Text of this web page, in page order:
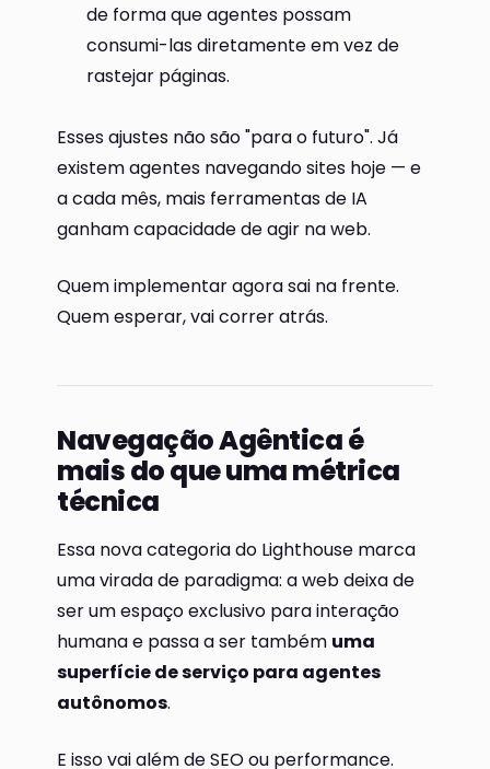
de forma que agentes possam
consumi-las diretamente em vez de
rastejar páginas.
Esses ajustes não são "para o futuro". Já
existem agentes navegando sites hoje — e
a cada mês, mais ferramentas de IA
ganham capacidade de agir na web.
Quem implementar agora sai na frente.
Quem esperar, vai correr atrás.
Navegação Agêntica é
mais do que uma métrica
técnica
Essa nova categoria do Lighthouse marca
uma virada de paradigma: a web deixa de
ser um espaço exclusivo para interação
humana e passa a ser também uma
superfície de serviço para agentes
autônomos.
E isso vai além de SEO ou performance.